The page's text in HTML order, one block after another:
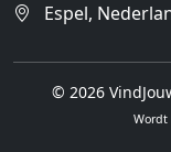
Espel,
© 2026
Wordt